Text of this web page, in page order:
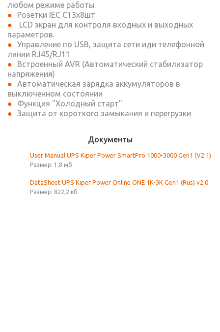
любом режиме работы
Розетки IEC C13x8шт
LCD экран для контроля входных и выходных
параметров.
Управление по USB, защита сети иди телефонной
линии RJ45/RJ11
Встроенный AVR (Автоматический стабилизатор
напряжения)
Автоматическая зарядка аккумуляторов в
выключенном состоянии
Функция "Холодный старт"
Защита от короткого замыкания и перегрузки
Документы
User Manual UPS Kiper Power SmartPro 1000-3000 Gen1 (V2.1)
Размер: 1,8 мб
DataSheet UPS Kiper Power Online ONE 1K-3K Gen1 (Rus) v2.0
Размер: 822,2 кб